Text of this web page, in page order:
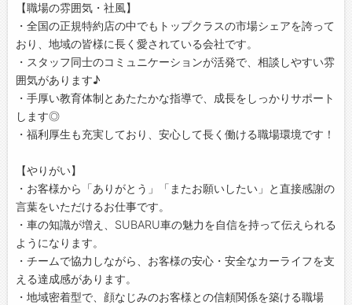
【職場の雰囲気・社風】
・全国の正規特約店の中でもトップクラスの市場シェアを誇って
おり、地域の皆様に長く愛されている会社です。
・スタッフ同士のコミュニケーションが活発で、相談しやすい雰
囲気があります♪
・手厚い教育体制とあたたかな指導で、成長をしっかりサポート
します◎
・福利厚生も充実しており、安心して長く働ける職場環境です！
【やりがい】
・お客様から「ありがとう」「またお願いしたい」と直接感謝の
言葉をいただけるお仕事です。
・車の知識が増え、SUBARU車の魅力を自信を持って伝えられる
ようになります。
・チームで協力しながら、お客様の安心・安全なカーライフを支
える達成感があります。
・地域密着型で、顔なじみのお客様との信頼関係を築ける職場